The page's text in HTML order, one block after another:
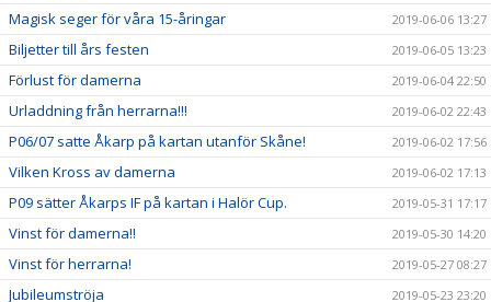
Magisk seger för våra 15-åringar 2019-06-06 13:27
Biljetter till års festen 2019-06-05 13:23
Förlust för damerna 2019-06-04 22:50
Urladdning från herrarna!!! 2019-06-02 22:43
P06/07 satte Åkarp på kartan utanför Skåne! 2019-06-02 17:56
Vilken Kross av damerna 2019-06-02 17:13
P09 sätter Åkarps IF på kartan i Halör Cup. 2019-05-31 17:17
Vinst för damerna!! 2019-05-30 14:20
Vinst för herrarna! 2019-05-27 08:27
Jubileumströja 2019-05-23 23:20